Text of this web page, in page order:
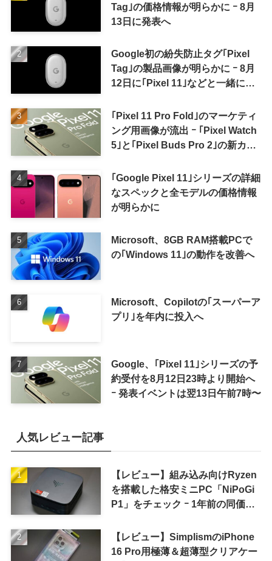
Tag｣の価格情報が明らかに ｰ 8月
13日に発表へ
Google初の紛失防止タグ｢Pixel
Tag｣の製品画像が明らかに ｰ 8月
12日に｢Pixel 11｣などと一緒に発
｢Pixel 11 Pro Fold｣のマーケティ
ング用画像が流出 ｰ ｢Pixel Watch
5｣と｢Pixel Buds Pro 2｣の新カラ
｢Google Pixel 11｣シリーズの詳細
なスペックと全モデルの価格情報
が明らかに
Microsoft、8GB RAM搭載PCで
の｢Windows 11｣の動作を改善へ
Microsoft、Copilotの｢スーパーア
プリ｣を年内に投入へ
Google、｢Pixel 11｣シリーズの予
約受付を8月12日23時より開始へ
ｰ 発表イベントは翌13日午前7時〜
人気レビュー記事
【レビュー】組み込み向けRyzen
を搭載した格安ミニPC「NiPoGi
P1」をチェック ｰ 1年前の同価格
【レビュー】SimplismのiPhone
16 Pro用極薄＆超薄型クリアケー